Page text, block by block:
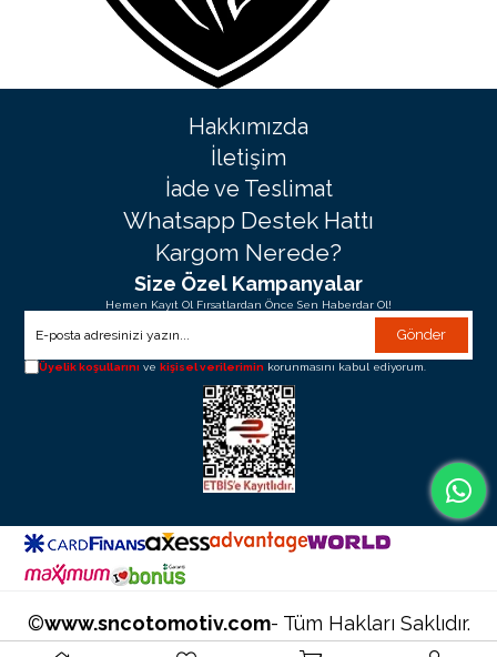
Hakkımızda
İletişim
İade ve Teslimat
Whatsapp Destek Hattı
Kargom Nerede?
Size Özel Kampanyalar
Hemen Kayıt Ol Fırsatlardan Önce Sen Haberdar Ol!
Gönder
Üyelik koşullarını vekişisel verilerimin korunmasını kabul ediyorum.
©www.sncotomotiv.com- Tüm Hakları Saklıdır.